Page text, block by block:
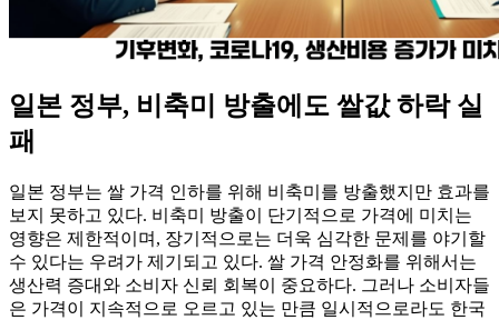
일본 정부, 비축미 방출에도 쌀값 하락 실
패
일본 정부는 쌀 가격 인하를 위해 비축미를 방출했지만 효과를
보지 못하고 있다. 비축미 방출이 단기적으로 가격에 미치는
영향은 제한적이며, 장기적으로는 더욱 심각한 문제를 야기할
수 있다는 우려가 제기되고 있다. 쌀 가격 안정화를 위해서는
생산력 증대와 소비자 신뢰 회복이 중요하다. 그러나 소비자들
은 가격이 지속적으로 오르고 있는 만큼 일시적으로라도 한국